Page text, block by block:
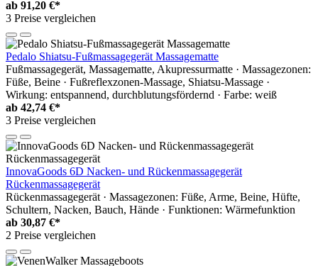
ab 91,20 €*
3 Preise vergleichen
Pedalo Shiatsu-Fußmassagegerät Massagematte
Fußmassagegerät, Massagematte, Akupressurmatte · Massagezonen:
Füße, Beine · Fußreflexzonen-Massage, Shiatsu-Massage ·
Wirkung: entspannend, durchblutungsfördernd · Farbe: weiß
ab 42,74 €*
3 Preise vergleichen
InnovaGoods 6D Nacken- und Rückenmassagegerät
Rückenmassagegerät
Rückenmassagegerät · Massagezonen: Füße, Arme, Beine, Hüfte,
Schultern, Nacken, Bauch, Hände · Funktionen: Wärmefunktion
ab 30,87 €*
2 Preise vergleichen